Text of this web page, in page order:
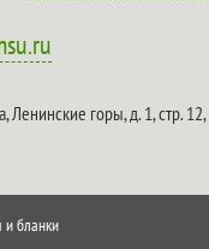
Ленинские горы, д. 1, стр. 12,
и бланки